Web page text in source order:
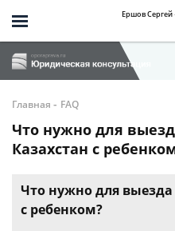
Ершов Сергей
Главная - FAQ
Что нужно для
Казахстан с
Что нужно для выезда
с ребенком?